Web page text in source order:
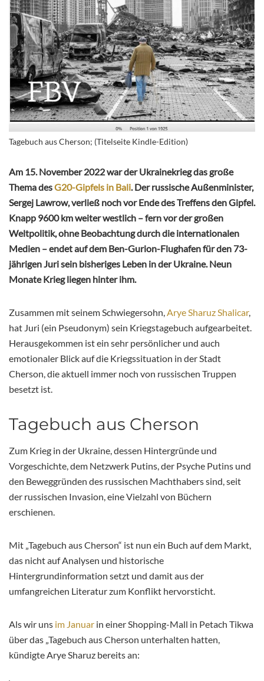
Tagebuch aus Cherson; (Titelseite Kindle-Edition)
Am 15. November 2022 war der Ukrainekrieg das große
Thema desG20-Gipfels in Bali. Der russische Außenminister,
Sergej Lawrow, verließ noch vor Ende des Treffens den Gipfel.
Knapp 9600 km weiter westlich – fern vor der großen
Weltpolitik, ohne Beobachtung durch die internationalen
Medien – endet auf dem Ben-Gurion-Flughafen für den 73-
jährigen Juri sein bisheriges Leben in der Ukraine. Neun
Monate Krieg liegen hinter ihm.
Zusammen mit seinem Schwiegersohn,Arye Sharuz Shalicar,
hat Juri (ein Pseudonym) sein Kriegstagebuch aufgearbeitet.
Herausgekommen ist ein sehr persönlicher und auch
emotionaler Blick auf die Kriegssituation in der Stadt
Cherson, die aktuell immer noch von russischen Truppen
besetzt ist.
Tagebuch aus Cherson
Zum Krieg in der Ukraine, dessen Hintergründe und
Vorgeschichte, dem Netzwerk Putins, der Psyche Putins und
den Beweggründen des russischen Machthabers sind, seit
der russischen Invasion, eine Vielzahl von Büchern
erschienen.
Mit „Tagebuch aus Cherson“ ist nun ein Buch auf dem Markt,
das nicht auf Analysen und historische
Hintergrundinformation setzt und damit aus der
umfangreichen Literatur zum Konflikt hervorsticht.
Als wir uns im Januar in einer Shopping-Mall in Petach Tikwa
über das „Tagebuch aus Cherson unterhalten hatten,
kündigte Arye Sharuz bereits an: